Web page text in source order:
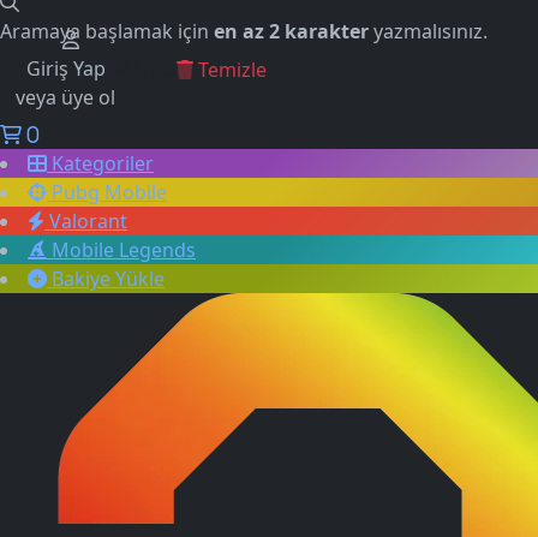
Aramaya başlamak için en az 2 karakteryazmalısınız.
GEÇMİŞ ARAMALAR
Temizle
Giriş Yap
veya üye ol
0
Kategoriler
Pubg Mobile
Valorant
Mobile Legends
Bakiye Yükle